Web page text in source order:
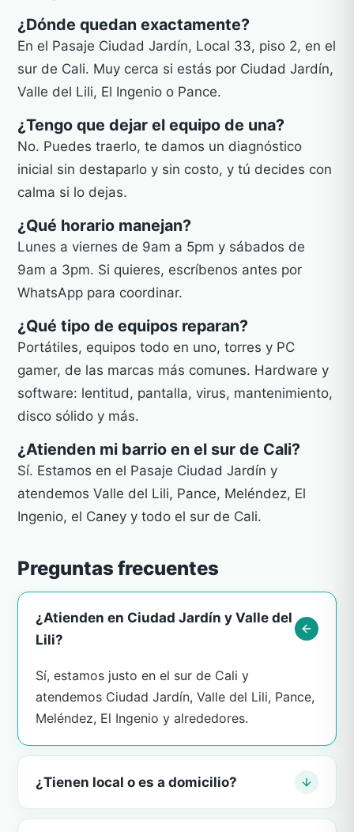
¿Dónde quedan exactamente?
En el Pasaje Ciudad Jardín, Local 33, piso 2, en el
sur de Cali. Muy cerca si estás por Ciudad Jardín,
Valle del Lili, El Ingenio o Pance.
¿Tengo que dejar el equipo de una?
No. Puedes traerlo, te damos un diagnóstico
inicial sin destaparlo y sin costo, y tú decides con
calma si lo dejas.
¿Qué horario manejan?
Lunes a viernes de 9am a 5pm y sábados de
9am a 3pm. Si quieres, escríbenos antes por
WhatsApp para coordinar.
¿Qué tipo de equipos reparan?
Portátiles, equipos todo en uno, torres y PC
gamer, de las marcas más comunes. Hardware y
software: lentitud, pantalla, virus, mantenimiento,
disco sólido y más.
¿Atienden mi barrio en el sur de Cali?
Sí. Estamos en el Pasaje Ciudad Jardín y
atendemos Valle del Lili, Pance, Meléndez, El
Ingenio, el Caney y todo el sur de Cali.
Preguntas frecuentes
¿Atienden en Ciudad Jardín y Valle del
Lili?
Sí, estamos justo en el sur de Cali y
atendemos Ciudad Jardín, Valle del Lili, Pance,
Meléndez, El Ingenio y alrededores.
¿Tienen local o es a domicilio?